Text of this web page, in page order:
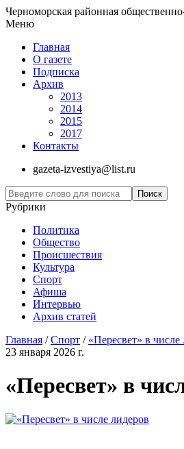
Черноморская районная
Меню
Главная
О газете
Подписка
Архив
2013
2014
2015
2017
Контакты
gazeta-izvestiya@list.ru
Рубрики
Политика
Общество
Проиcшествия
Культура
Спорт
Афиша
Интервью
Архив статей
Главная /Спорт / «Пересвет» в числе
23 января 2026 г.
«Пересвет» в